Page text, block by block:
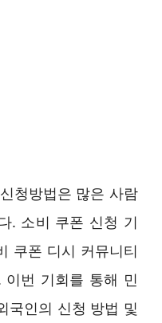
청방법은 많은 사람
. 소비 쿠폰 신청 기
쿠폰 디시 커뮤니티
이번 기회를 통해 민
국인의 신청 방법 및